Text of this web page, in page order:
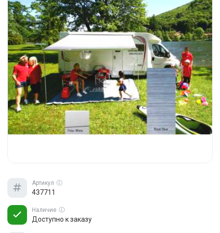
Артикул
437711
Наличие
Доступно к заказу